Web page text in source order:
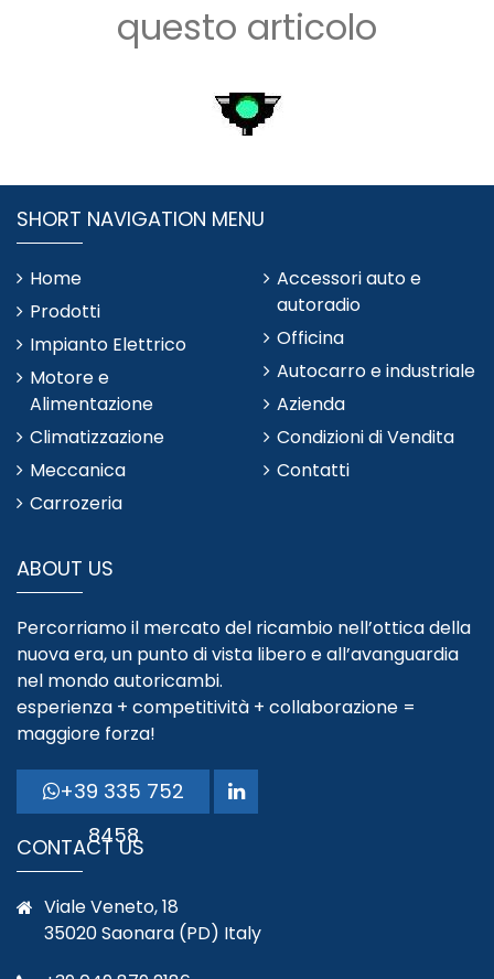
questo articolo
SHORT NAVIGATION MENU
Home
Prodotti
Impianto Elettrico
Motore e
Alimentazione
Climatizzazione
Meccanica
Carrozeria
Accessori auto e
autoradio
Officina
Autocarro e industriale
Azienda
Condizioni di Vendita
Contatti
ABOUT US
Percorriamo il mercato del ricambio nell’ottica della
nuova era, un punto di vista libero e all’avanguardia
nel mondo autoricambi.
esperienza + competitività + collaborazione =
maggiore forza!
+39 335 752
8458
CONTACT US
Viale Veneto, 18
35020 Saonara (PD) Italy